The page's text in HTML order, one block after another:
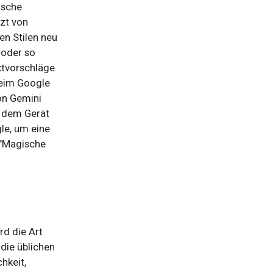
von
Stilen neu
so
Google
Gemini
Gerät
um eine
die Art
üblichen